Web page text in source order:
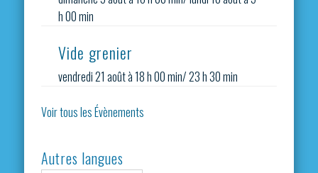
h 00 min
Vide grenier
vendredi 21 août à 18 h 00 min/23 h 30 min
Voir tous les Évènements
Autres langues